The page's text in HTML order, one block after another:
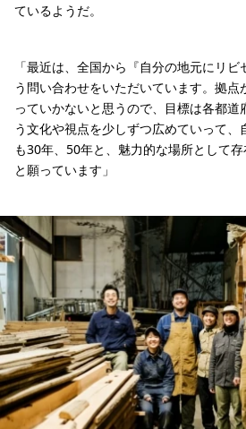
ているようだ。
「最近は、全国から『自分の地元にリ
う問い合わせをいただいています。拠
っていかないと思うので、目標は各都
う文化や視点を少しずつ広めていって、
も30年、50年と、魅力的な場所として
と願っています」